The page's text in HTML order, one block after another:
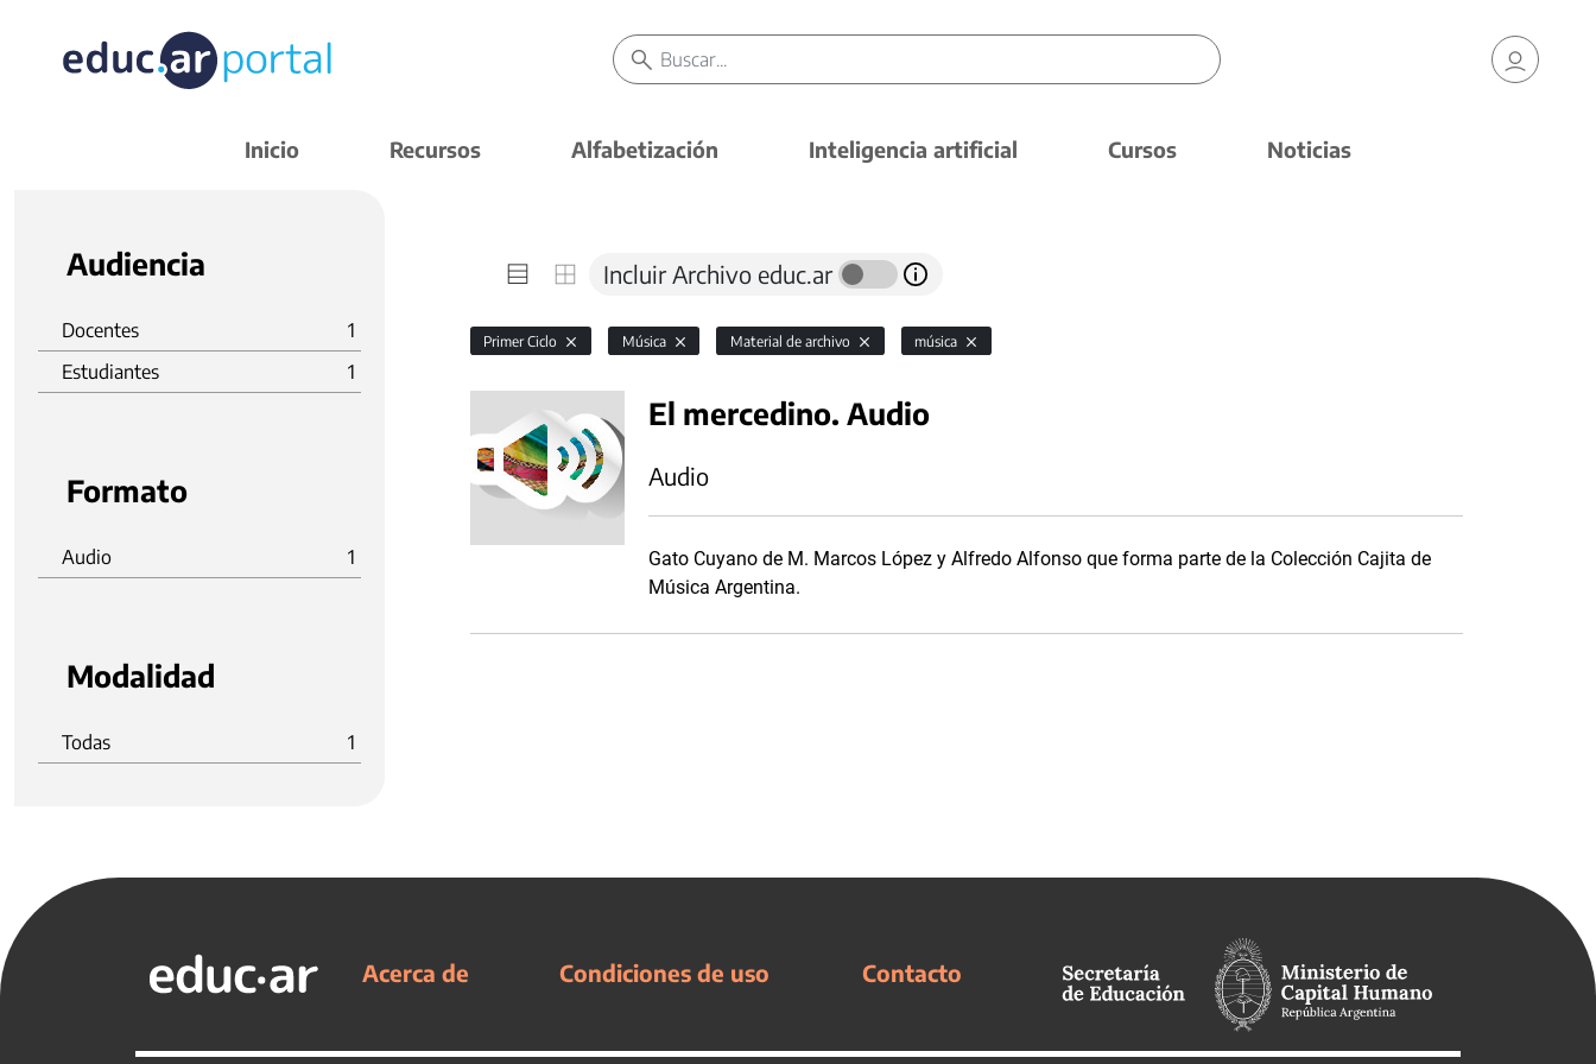
Inicio Recursos Alfabetización Inteligencia artificial Cursos Noticias
Audiencia
Docentes
1
Estudiantes
1
Formato
Audio 1
Modalidad
Todas 1
Incluir Archivo educ.ar
Primer Ciclo Música Material de archivo música
El mercedino. Audio
Audio
Gato Cuyano de M. Marcos López y Alfredo Alfonso que forma parte de la Colección Cajita de
Música Argentina.
Acerca de Condiciones de uso Contacto